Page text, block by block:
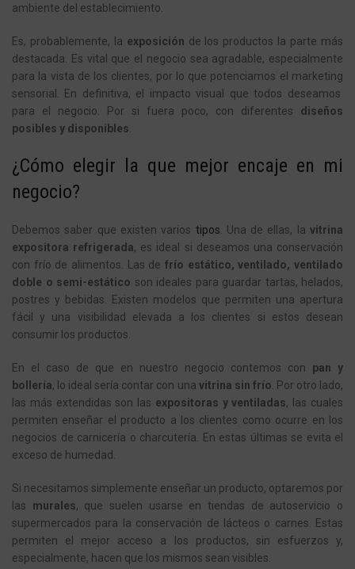
ambiente del establecimiento.
Es, probablemente, la exposición de los productos la parte más
destacada. Es vital que el negocio sea agradable, especialmente
para la vista de los clientes, por lo que potenciamos el marketing
sensorial. En definitiva, el impacto visual que todos deseamos
para el negocio. Por si fuera poco, con diferentes diseños
posibles y disponibles
¿Cómo elegir la que mejor encaje en mi
negocio?
Debemos saber que existen varios tipos . Una de ellas, la vitrina
expositora refrigerada, es ideal si deseamos una conservación
con frío de alimentos. Las de frío estático, ventilado, ventilado
doble o semi-estático son ideales para guardar tartas, helados,
postres y bebidas. Existen modelos que permiten una apertura
fácil y una visibilidad elevada a los clientes si estos desean
consumir los productos.
En el caso de que en nuestro negocio contemos con pan y
bollería, lo ideal sería contar con una vitrina sin frío . Por otro lado,
las más extendidas son las expositoras y ventiladas, las cuales
permiten enseñar el producto a los clientes como ocurre en los
negocios de carnicería o charcutería. En estas últimas se evita el
exceso de humedad.
Si necesitamos simplemente enseñar un producto, optaremos por
las murales, que suelen usarse en tiendas de autoservicio o
supermercados para la conservación de lácteos o carnes. Estas
permiten el mejor acceso a los productos, sin esfuerzos y,
especialmente, hacen que los mismos sean visibles.